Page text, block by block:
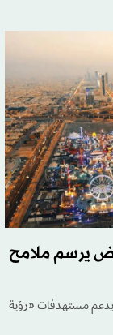
يرسم ملامح
مستهدفات «رؤية